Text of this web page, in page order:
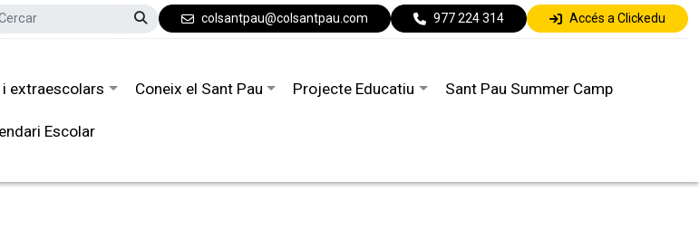
colsantpau@colsantpau.com 977 224 314 Accés a Clickedu
i extraescolars Coneix el Sant Pau Projecte Educatiu Sant Pau Summer Camp
Escolar